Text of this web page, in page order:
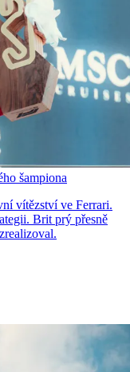
šampiona
vítězství ve Ferrari.
Brit prý přesně